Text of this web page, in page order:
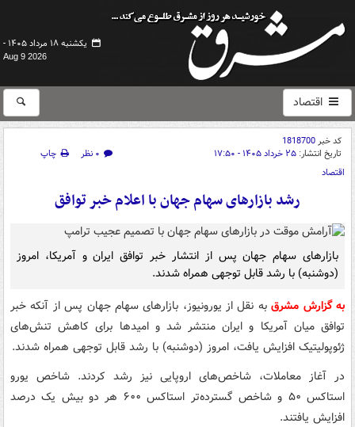
یکشنبه ۱۸ مرداد ۱۴۰۵ -
Aug 9 2026
اقتصاد
کد خبر1818700
تاریخ انتشار: ۲۵ خرداد ۱۴۰۵ - ۱۷:۵۰ ۰ نظر
چاپ
اقتصاد
رشد بازارهای سهام جهان با اعلام خبر توافق
بازارهای سهام جهان پس از انتشار خبر توافق ایران و آمریکا، امروز
(دوشنبه) با رشد قابل توجهی همراه شدند.
به گزارش مشرقبه نقل از یورونیوز، بازارهای سهام جهان پس از آنکه خبر
توافق میان آمریکا و ایران منتشر شد و امیدها برای کاهش تنش‌های
ژئوپولیتیک افزایش یافت، امروز (دوشنبه) با رشد قابل توجهی همراه شدند.
در آغاز معاملات، شاخص‌های اروپایی نیز رشد کردند. شاخص یورو
استاکس ۵۰ و شاخص گسترده‌تر استاکس ۶۰۰ هر دو بیش یک درصد
افزایش یافتند.